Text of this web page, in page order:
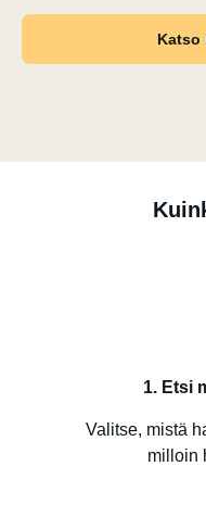
Katso
1. Etsi
Valitse, mistä
milloin